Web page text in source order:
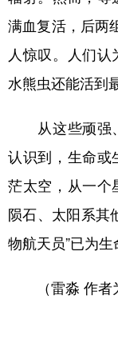
满血复活，后两
人惊叹。人们
水熊虫还能活到
从这些顽强、
认识到，生命或
茫太空，从一个
陨石、太阳系其
物航天员”已为生
（雷淼 作者为